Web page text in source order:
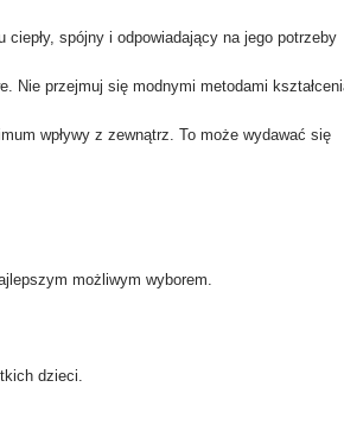
spójny i odpowiadający na jego potrzeby
Nie przejmuj się modnymi metodami
wpływy z zewnątrz. To może wydawać się
możliwym wyborem.
dzieci.